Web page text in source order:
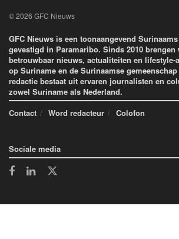
© 2026 GFC Nieuws
GFC Nieuws is een toonaangevend
gevestigd in Paramaribo. Sinds 2010
betrouwbaar nieuws, actualiteiten en lifestyle-
op Suriname en de Surinaamse
redactie bestaat uit ervaren journalisten en
zowel Suriname als Nederland.
Contact
Word redacteur Colofon
Sociale media